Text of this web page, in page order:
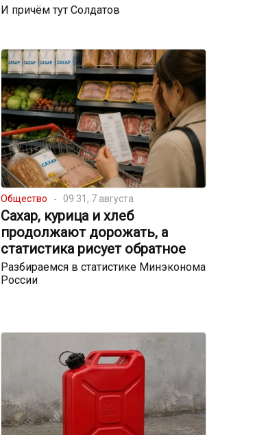
И причём тут Солдатов
Общество 09:31, 7 августа
Сахар, курица и хлеб
продолжают дорожать, а
статистика рисует обратное
Разбираемся в статистике Минэконома
России